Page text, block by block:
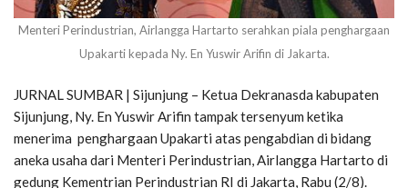
Menteri Perindustrian, Airlangga Hartarto serahkan piala penghargaan
Upakarti kepada Ny. En Yuswir Arifin di Jakarta.
JURNAL SUMBAR | Sijunjung – Ketua Dekranasda kabupaten
Sijunjung, Ny. En Yuswir Arifin tampak tersenyum ketika
menerima penghargaan Upakarti atas pengabdian di bidang
aneka usaha dari Menteri Perindustrian, Airlangga Hartarto di
gedung Kementrian Perindustrian RI di Jakarta, Rabu (2/8).